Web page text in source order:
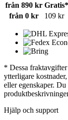
från 890 kr Gratis*
från 0 kr
109 kr
* Dessa
ytterligare
eller egenskaper.
Hjälp och support